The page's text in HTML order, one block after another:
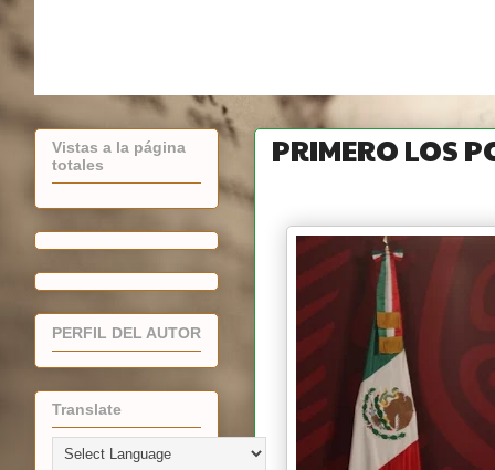
PRIMERO LOS
Vistas a la página
totales
PERFIL DEL AUTOR
Translate